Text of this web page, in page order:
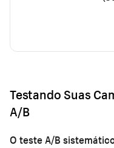
Testando Suas
A/B
O teste A/B